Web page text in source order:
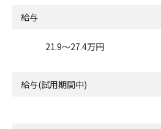
給与
21.9〜27.4万円
給与(試用期間中)